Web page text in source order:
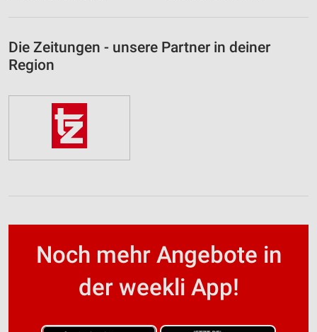
Die Zeitungen - unsere Partner in deiner
Region
Noch mehr Angebote in
der weekli App!